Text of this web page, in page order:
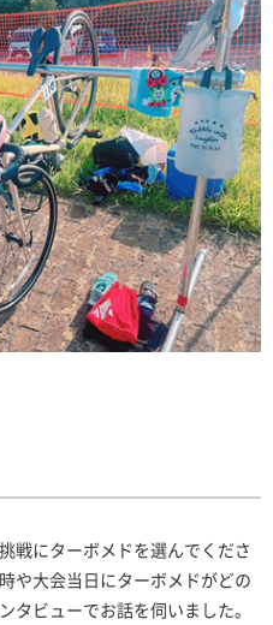
戦にターボメドを選んでくださ
や大会当日にターボメドがどの
タビューでお話を伺いました。